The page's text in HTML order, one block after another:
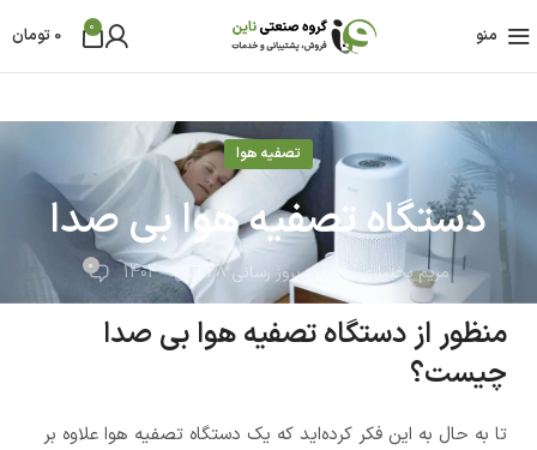
منو 0
0 تومان
تصفیه هوا
دستگاه تصفیه هوا بی صدا
مریم بختیاری آخرین بروز رسانی 28 آبان - 1404 0
منظور از دستگاه تصفیه هوا بی صدا
چیست؟
تا به حال به این فکر کرده‌اید که یک دستگاه تصفیه هوا علاوه بر